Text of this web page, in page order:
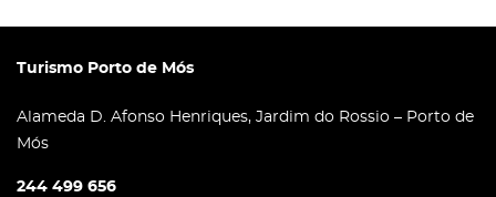
Turismo Porto de Mós
Alameda D. Afonso Henriques, Jardim do Rossio – Porto de
Mós
244 499 656